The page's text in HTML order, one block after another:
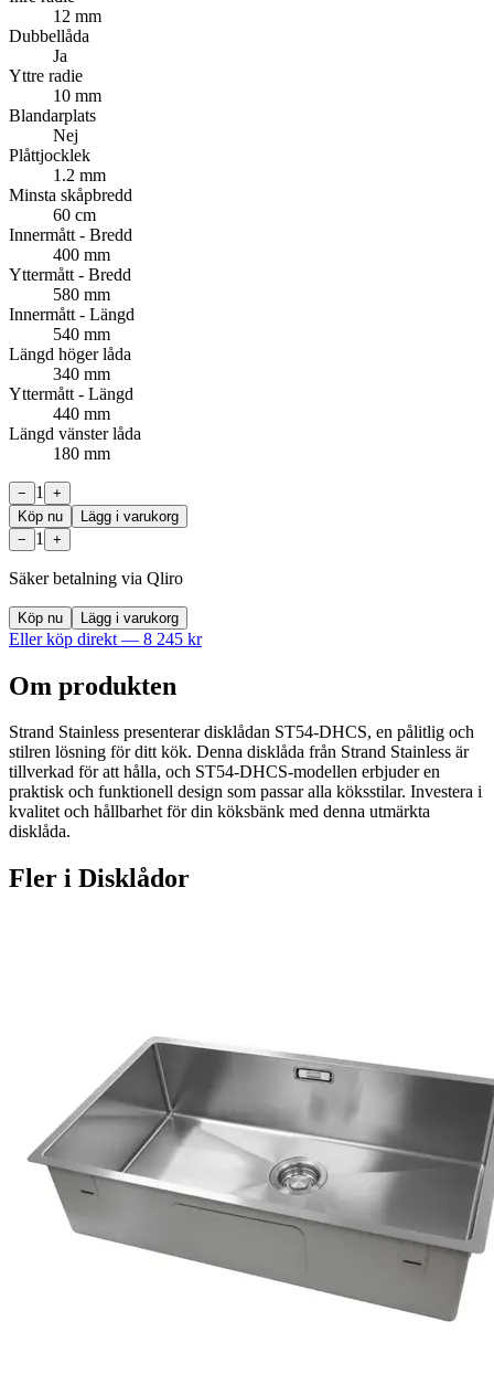
12 mm
Dubbellåda
Ja
Yttre radie
10 mm
Blandarplats
Nej
Plåttjocklek
1.2 mm
Minsta skåpbredd
60 cm
Innermått - Bredd
400 mm
Yttermått - Bredd
580 mm
Innermått - Längd
540 mm
Längd höger låda
340 mm
Yttermått - Längd
440 mm
Längd vänster låda
180 mm
− 1
+
Köp nu
Lägg i varukorg
−
1 +
Säker betalning via Qliro
Köp nu Lägg i varukorg
Eller köp direkt — 8 245 kr
Om produkten
Strand Stainless presenterar disklådan ST54-DHCS, en pålitlig och
stilren lösning för ditt kök. Denna disklåda från Strand Stainless är
tillverkad för att hålla, och ST54-DHCS-modellen erbjuder en
praktisk och funktionell design som passar alla köksstilar. Investera i
kvalitet och hållbarhet för din köksbänk med denna utmärkta
disklåda.
Fler i Disklådor